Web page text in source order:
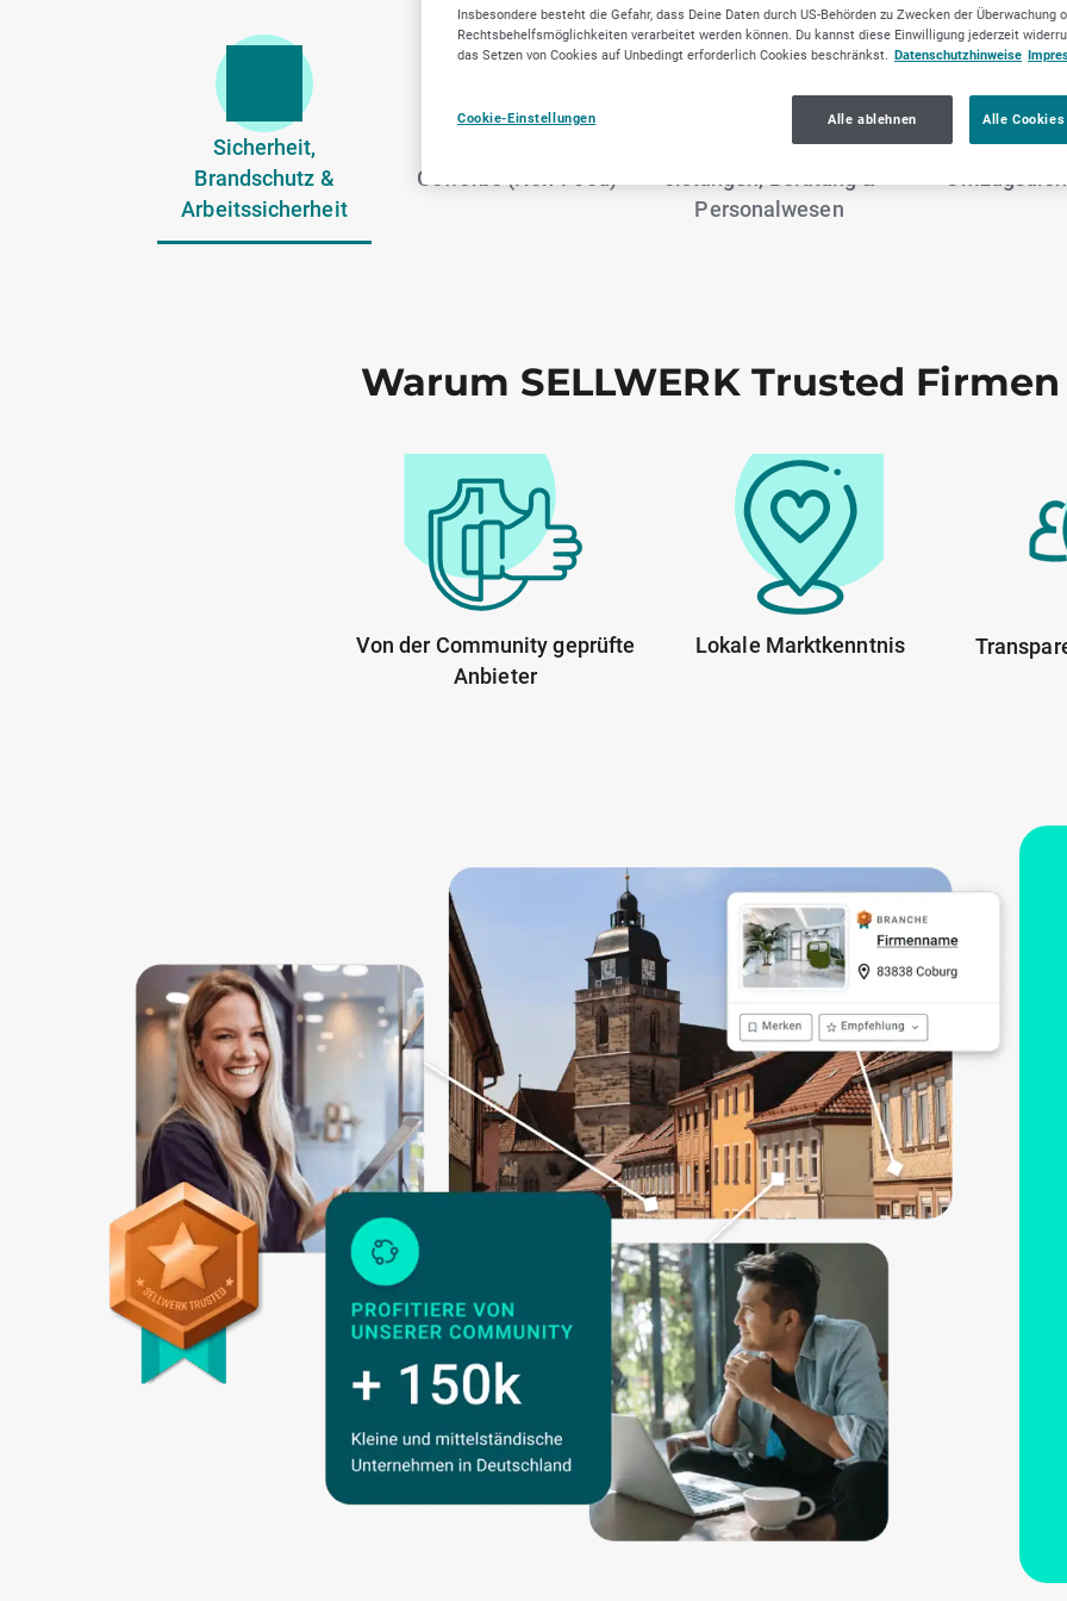
Sicherheit,
Brandschutz &
Arbeitssicherheit
Gewerbe (Non-Food)
Unternehmensdienstl
Personalwesen
Transport,
Warum SELLWERK Trusted
Von der Community geprüfte
Anbieter
Lokale Marktkenntnis
Insbesondere besteht die Gefahr, dass Deine Daten durch US-Behörden zu Zwecken der Überwachung
Rechtsbehelfsmöglichkeiten verarbeitet werden können. Du kannst diese Einwilligung jederzeit
das Setzen von Cookies auf Unbedingt erforderlich Cookies beschränkst. Datenschutzhinweise
Cookie-Einstellungen Alle ablehnen Alle